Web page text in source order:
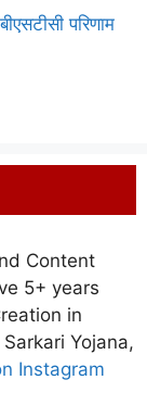
परिणाम
Content
5+ years
in
Yojana,
Instagram